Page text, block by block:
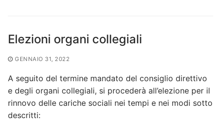
Elezioni organi collegiali
GENNAIO 31, 2022
A seguito del termine mandato del consiglio direttivo
e degli organi collegiali, si procederà all’elezione per il
rinnovo delle cariche sociali nei tempi e nei modi sotto
descritti: